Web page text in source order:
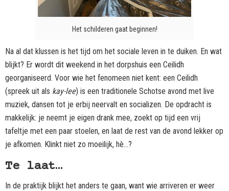
Het schilderen gaat beginnen!
Na al dat klussen is het tijd om het sociale leven in te duiken. En wat
blijkt? Er wordt dit weekend in het dorpshuis een Ceilidh
georganiseerd. Voor wie het fenomeen niet kent: een Ceilidh
(spreek uit als kay-lee) is een traditionele Schotse avond met live
muziek, dansen tot je erbij neervalt en socializen. De opdracht is
makkelijk: je neemt je eigen drank mee, zoekt op tijd een vrij
tafeltje met een paar stoelen, en laat de rest van de avond lekker op
je afkomen. Klinkt niet zo moeilijk, hè…?
Te laat…
In de praktijk blijkt het anders te gaan, want wie arriveren er weer